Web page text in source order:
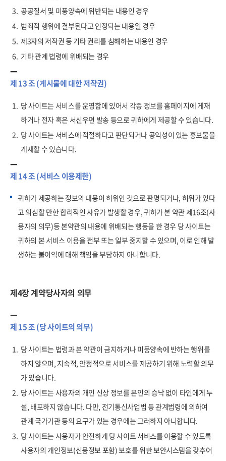
3. 공공질서 및 미풍양속에 위반되는 내용인 경우
4. 범죄적 행위에 결부된다고 인정되는 내용일 경우
5. 제3자의 저작권 등 기타 권리를 침해하는 내용인 경우
6. 기타 관계 법령에 위배되는 경우
제 13 조 (게시물에 대한 저작권)
1. 당 사이트는 서비스를 운영함에 있어서 각종 정보를 홈페이지에 게재
하거나 전자 혹은 서신우편 발송 등으로 귀하에게 제공할 수 있습니다.
2. 당 사이트는 서비스에 적절하다고 판단되거나 공익성이 있는 홍보물을
게재할 수 있습니다.
제 14 조 (서비스 이용제한)
귀하가 제공하는 정보의 내용이 허위인 것으로 판명되거나, 허위가 있다
고 의심할 만한 합리적인 사유가 발생할 경우, 귀하가 본 약관 제16조(사
용자의 의무)등 본약관의 내용에 위배되는 행동을 한 경우 당 사이트는
귀하의 본 서비스 이용을 전부 또는 일부 중지할 수 있으며, 이로 인해 발
생하는 불이익에 대해 책임을 부담하지 아니합니다.
제4장 계약당사자의 의무
제 15 조 (당 사이트의 의무)
1. 당 사이트는 법령과 본 약관이 금지하거나 미풍양속에 반하는 행위를
하지 않으며, 지속적, 안정적으로 서비스를 제공하기 위해 노력할 의무
가 있습니다.
2. 당 사이트는 사용자의 개인 신상 정보를 본인의 승낙 없이 타인에게 누
설, 배포하지 않습니다. 다만, 전기통신사업법 등 관계법령에 의하여
관계 국가기관 등의 요구가 있는 경우에는 그러하지 아니합니다.
3. 당 사이트는 사용자가 안전하게 당 사이트 서비스를 이용할 수 있도록
사용자의 개인정보(신용정보 포함) 보호를 위한 보안시스템을 갖추어